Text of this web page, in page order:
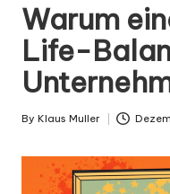
Warum
Life-
Posted
By Klaus Muller